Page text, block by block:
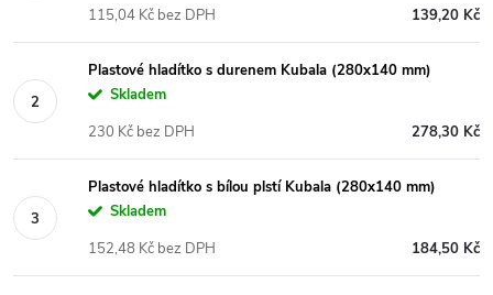
139,20 Kč
115,04 Kč bez DPH
Plastové hladítko s durenem Kubala (280x140 mm)
Skladem
278,30 Kč
230 Kč bez DPH
Plastové hladítko s bílou plstí Kubala (280x140 mm)
Skladem
184,50 Kč
152,48 Kč bez DPH